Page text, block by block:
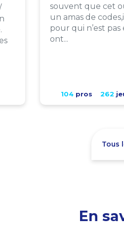
souvent que cet
un amas de
pour qui n’est pas
ont...
104pros 262
Tous
En